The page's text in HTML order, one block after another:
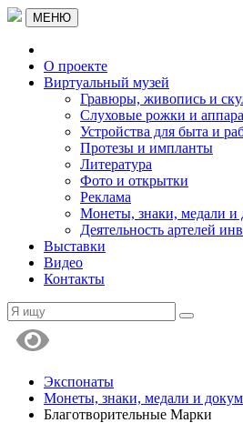
МЕНЮ
О проекте
Виртуальный музей
Гравюры, живопись и
Слуховые рожки и
Устройства для быта и
Протезы и импланты
Литература
Фото и открытки
Реклама
Монеты, знаки, медали и
Деятельность артелей
Выставки
Видео
Контакты
Экспонаты
Монеты, знаки, медали и
Благотворительные Марки